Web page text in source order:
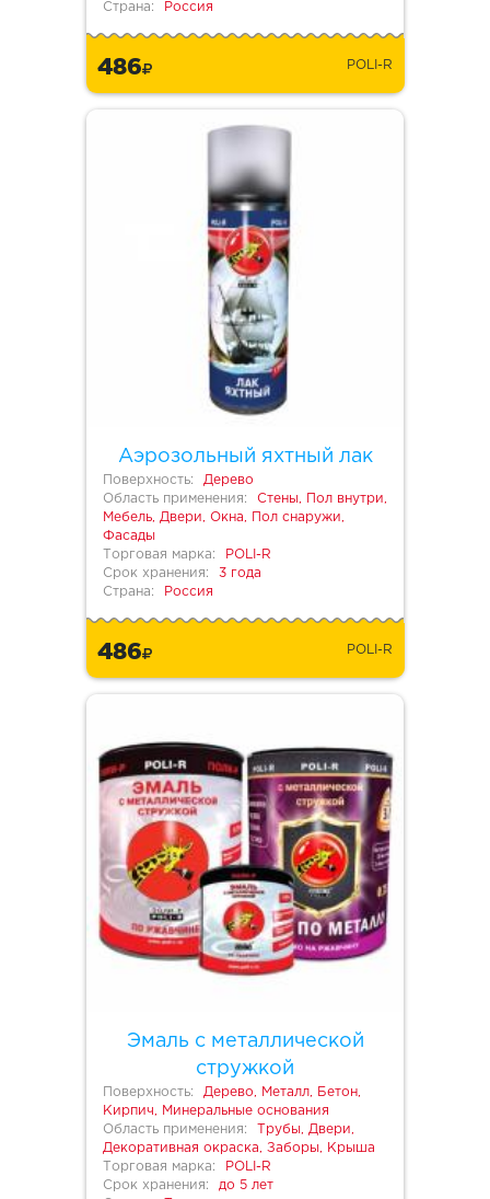
Страна:
Россия
486 POLI-R
Аэрозольный яхтный лак
Поверхность:
Дерево
Область применения:
Стены, Пол внутри,
Мебель, Двери, Окна, Пол снаружи,
Фасады
Торговая марка:
POLI-R
Срок хранения:
3 года
Страна:
Россия
486 POLI-R
Эмаль с металлической
стружкой
Поверхность:
Дерево, Металл, Бетон,
Кирпич, Минеральные основания
Область применения:
Трубы, Двери,
Декоративная окраска, Заборы, Крыша
Торговая марка:
POLI-R
Срок хранения:
до 5 лет